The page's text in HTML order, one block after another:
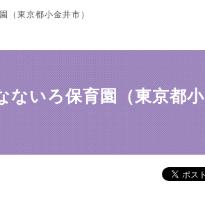
（東京都小金井市）
ないろ保育園（東京都小